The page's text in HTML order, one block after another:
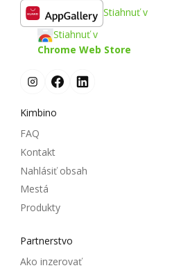
Stiahnuť v
Stiahnuť v
Chrome Web Store
Kimbino
FAQ
Kontakt
Nahlásiť obsah
Mestá
Produkty
Partnerstvo
Ako inzerovať